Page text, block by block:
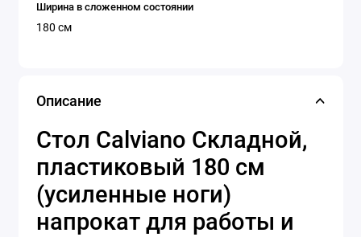
Ширина в сложенном состоянии
180 см
Описание
Стол Calviano Складной,
пластиковый 180 см
(усиленные ноги)
напрокат для работы и